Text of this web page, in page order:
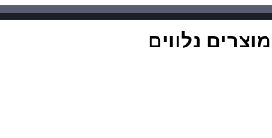
מוצרים נלווים